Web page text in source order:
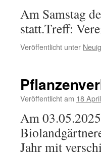
Am Samstag
statt.Treff:
Veröffentlicht unter
Veröffentlicht am 18
Am
Jahr mit